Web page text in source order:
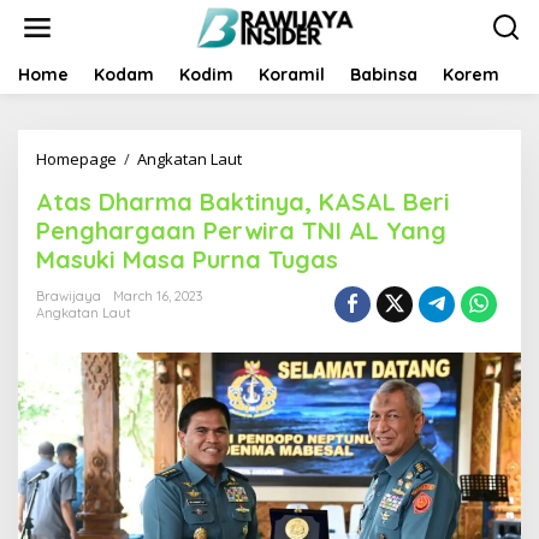
t
Home Kodam Kodim Koramil Babinsa Korem
Homepage / Angkatan Laut
a
s
D
h
a
B
a
k
t
i
n
y
a
Atas Dharma Baktinya, KASAL Beri
Penghargaan Perwira TNI AL Yang
Masuki Masa Purna Tugas
Brawijaya
March 16, 2023
Angkatan Laut